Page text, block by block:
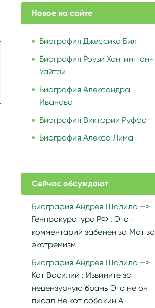
Новое на сайте
Биография Джессика Бил
Биография Роузи Хантингтон-
Уайтли
Биография Александра
Иванова
Биография Виктории Руффо
Биография Алекса Лима
Сейчас обсуждают
Биография Андрея Щадило
Генпрокуратура РФ : Этот
комментарий забенен за Мат за
экстремизм
Биография Андрея Щадило
Кот Василий : Извините за
нецензурную брань Это не он
писал Не кот собакин А